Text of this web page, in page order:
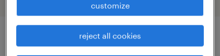
job details
customize
reject all cookies